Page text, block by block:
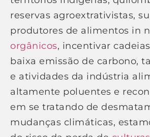
reservas agroextrativistas,
produtores de alimentos in
orgânicos, incentivar
baixa emissão de carbono,
e atividades da indústria
altamente poluentes e
em se tratando de
mudanças climáticas,